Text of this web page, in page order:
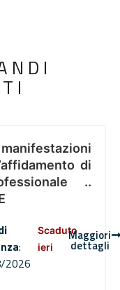
manifestazioni
di
..
:
2026
Scaduto
ieri
Maggiori
dettagli